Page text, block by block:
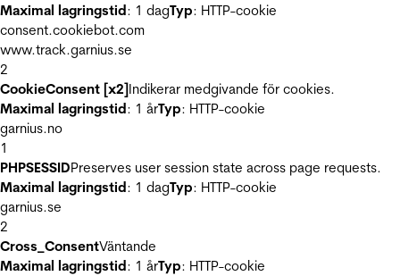
Maximal lagringstid: 1 dagTyp: HTTP-cookie
consent.cookiebot.com
www.track.garnius.se
2
CookieConsent [x2]Indikerar medgivande för cookies.
Maximal lagringstid: 1 årTyp: HTTP-cookie
garnius.no
1
PHPSESSIDPreserves user session state across page requests.
Maximal lagringstid: 1 dagTyp: HTTP-cookie
garnius.se
2
Cross_ConsentVäntande
Maximal lagringstid: 1 årTyp: HTTP-cookie